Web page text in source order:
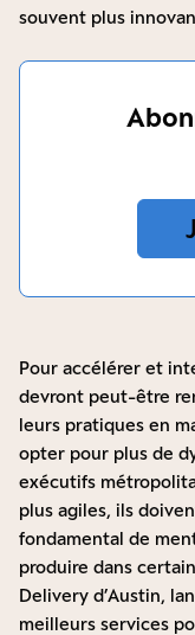
souvent plus
Pour accélérer et
devront peut-être
leurs pratiques en
opter pour plus de
exécutifs
plus agiles, ils
fondamental de
produire dans
Delivery d’Austin,
meilleurs services